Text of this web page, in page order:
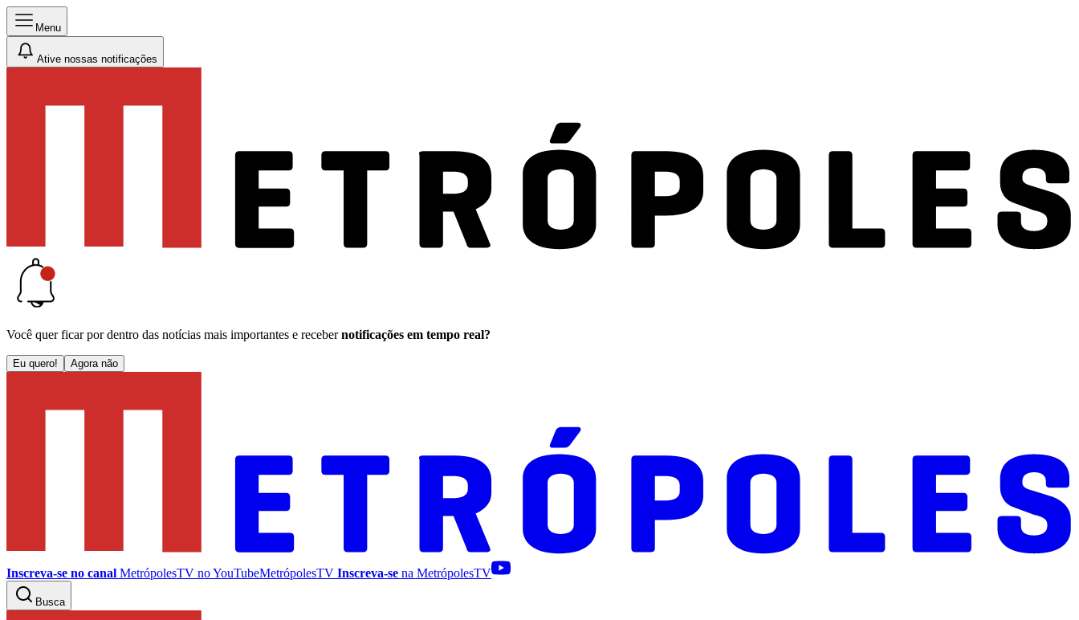
Menu
Ative nossas notificações
Você quer ficar por dentro das notícias mais importantes e receber notificações em tempo real?
Eu quero! Agora não
Inscreva-se no canal MetrópolesTV noYouTubeMetrópolesTV Inscreva-se na MetrópolesTV
Busca